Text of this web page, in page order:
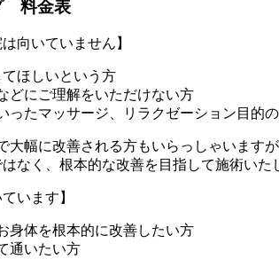
料金表
向いていません】
ほしいという方
どにご理解をいただけない方
ったマッサージ、リラクゼーション目的
大幅に改善される方もいらっしゃいます
なく、根本的な改善を目指して施術いた
います】
身体を根本的に改善したい方
通いたい方